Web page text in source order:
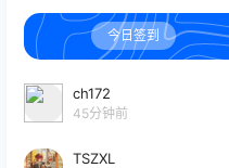
今日签到
ch172
45分钟前
TSZXL